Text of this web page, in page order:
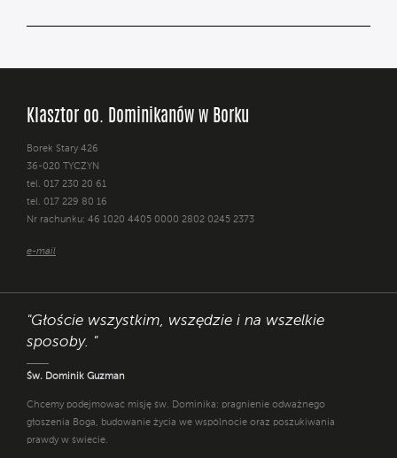
Klasztor oo. Dominikanów w Borku
Borek Stary 426
36-020 TYCZYN
tel. 017 230 20 61
tel. 017 229 80 16
Nr rachunku: 46 1020 4405 0000 2802 0245 2373
e-mail
"Głoście wszystkim, wszędzie i na wszelkie
sposoby. "
Św. Dominik Guzman
Chcemy podejmować misję św. Dominika: pragnienie odważnego
głoszenia Boga, budowanie życia we wspólnocie oraz poszukiwania
prawdy w świecie.